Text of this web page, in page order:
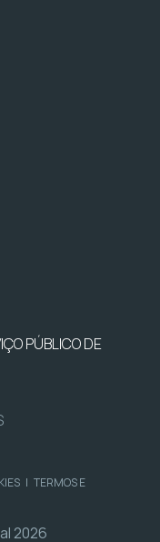
PÚBLICO DE
| TERMOS E
2026